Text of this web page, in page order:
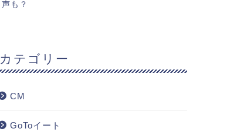
声も？
カテゴリー
CM
GoToイート